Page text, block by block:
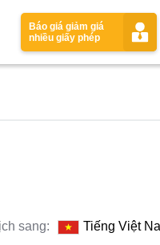
Báo giá giảm giá
nhiều giấy phép
sang: Tiếng Việt